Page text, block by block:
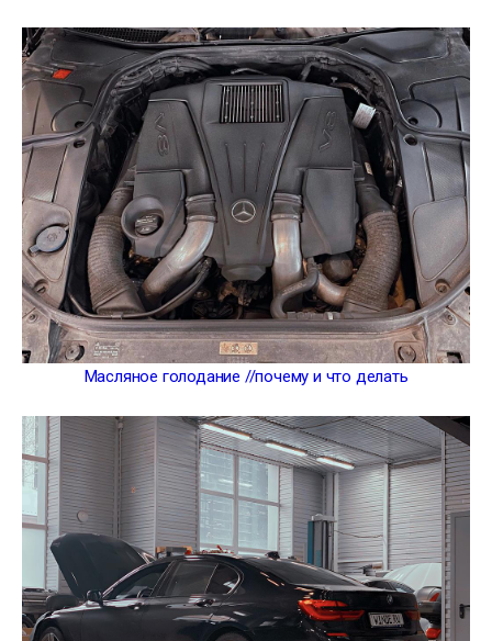
Масляное голодание //почему и что делать